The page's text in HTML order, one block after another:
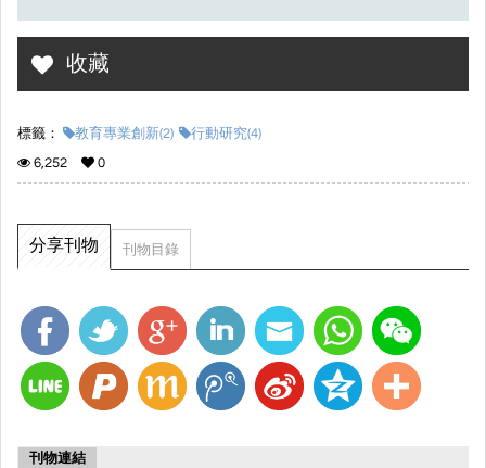
收藏
標籤： 教育專業創新(2)
行動研究(4)
6,252
0
分享刊物 刊物目錄
刊物連結